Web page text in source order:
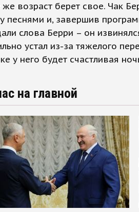
возраст берет свое. Чак
песнями и, завершив
слова Берри – он
устал из-за тяжелого
у него будет счастливая
на главной